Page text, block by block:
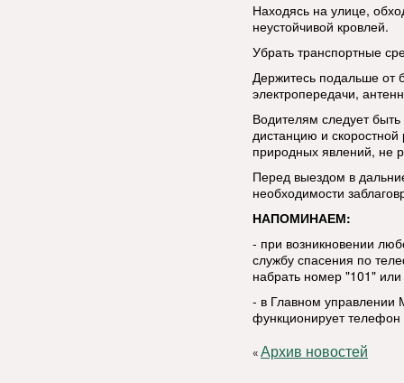
Находясь на улице,
неустойчивой кровлей.
Убрать транспортные
Держитесь подальше от
электропередачи,
Водителям следует
дистанцию и
природных явлений, не
Перед выездом в
необходимости
НАПОМИНАЕМ:
- при возникновении
службу спасения по
набрать номер "101"
- в Главном управлении
функционирует
«Архив новостей